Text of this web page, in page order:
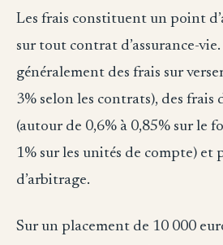
Les frais constituent un point
sur tout contrat d’assurance-
généralement des frais sur
3% selon les contrats), des frais
(autour de 0,6% à 0,85% sur le
1% sur les unités de compte) et
d’arbitrage.
Sur un placement de 10 000